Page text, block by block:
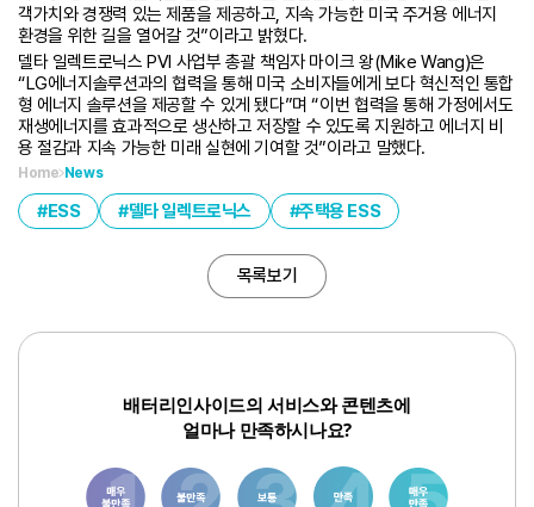
객가치와 경쟁력 있는 제품을 제공하고, 지속 가능한 미국 주거용 에너지
환경을 위한 길을 열어갈 것”이라고 밝혔다.
델타 일렉트로닉스 PVI 사업부 총괄 책임자 마이크 왕(Mike Wang)은
“LG에너지솔루션과의 협력을 통해 미국 소비자들에게 보다 혁신적인 통합
형 에너지 솔루션을 제공할 수 있게 됐다”며 “이번 협력을 통해 가정에서도
재생에너지를 효과적으로 생산하고 저장할 수 있도록 지원하고 에너지 비
용 절감과 지속 가능한 미래 실현에 기여할 것”이라고 말했다.
Home News
ESS 델타 일렉트로닉스 주택용 ESS
목록보기
배터리인사이드의 서비스와 콘텐츠에
얼마나 만족하시나요?
1 3 6 8 10